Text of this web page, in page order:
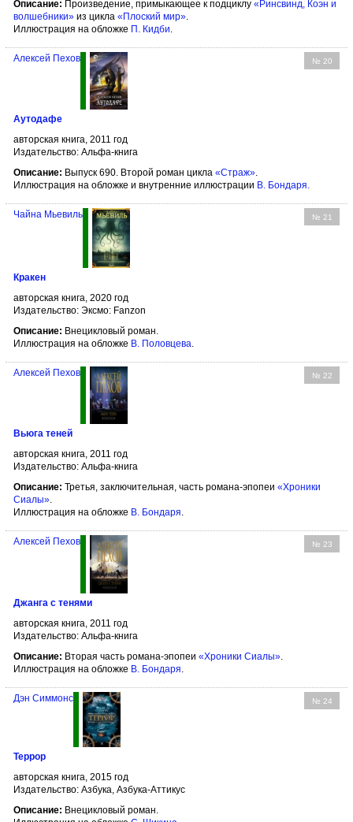
Описание: Произведение, примыкающее к подциклу «Ринсвинд, Коэн и
волшебники» из цикла «Плоский мир».
Иллюстрация на обложке П. Кидби.
№ 20
Алексей Пехов
Аутодафе
авторская книга, 2011 год
Издательство: Альфа-книга
Описание: Выпуск 690. Второй роман цикла «Страж».
Иллюстрация на обложке и внутренние иллюстрации В. Бондаря.
№ 21
Чайна Мьевиль
Кракен
авторская книга, 2020 год
Издательство: Эксмо: Fanzon
Описание: Внецикловый роман.
Иллюстрация на обложке В. Половцева
№ 22
Алексей Пехов
Вьюга теней
авторская книга, 2011 год
Издательство: Альфа-книга
Описание: Третья, заключительная, часть романа-эпопеи «Хроники
Сиалы».
Иллюстрация на обложке В. Бондаря.
№ 23
Алексей Пехов
Джанга с тенями
авторская книга, 2011 год
Издательство: Альфа-книга
Описание: Вторая часть романа-эпопеи «Хроники Сиалы».
Иллюстрация на обложке В. Бондаря.
№ 24
Дэн Симмонс
Террор
авторская книга, 2015 год
Издательство: Азбука, Азбука-Аттикус
Описание: Внецикловый роман.